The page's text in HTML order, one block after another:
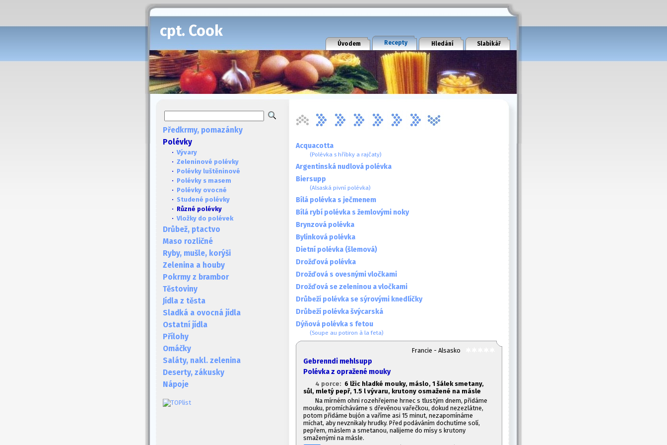
cpt. Cook
Úvodem Recepty Hledání Slabikář
Předkrmy, pomazánky
Polévky
· Vývary
· Zeleninové polévky
· Polévky luštěninové
· Polévky s masem
· Polévky ovocné
· Studené polévky
· Různé polévky
· Vložky do polévek
Drůbež, ptactvo
Maso rozličné
Ryby, mušle, korýši
Zelenina a houby
Pokrmy z brambor
Těstoviny
Jídla z těsta
Sladká a ovocná jídla
Ostatní jídla
Přílohy
Omáčky
Saláty, nakl. zelenina
Deserty, zákusky
Nápoje
Acquacotta
(Polévka s hříbky a rajčaty)
Argentinská nudlová polévka
Biersupp
(Alsaská pivní polévka)
Bílá polévka s ječmenem
Bílá rybí polévka s žemlovými noky
Brynzová polévka
Bylinková polévka
Dietní polévka (šlemová)
Drožďová polévka
Drožďová s ovesnými vločkami
Drožďová se zeleninou a vločkami
Drůbeží polévka se sýrovými knedlíčky
Drůbeží polévka švýcarská
Dýňová polévka s fetou
(Soupe au potiron à la feta)
Francie - Alsasko
Gebrenndi mehlsupp
Polévka z opražené mouky
4 porce: 6 lžic hladké mouky, máslo, 1 šálek smetany,
sůl, mletý pepř, 1.5 l vývaru, krutony osmažené na másle
Na mírném ohni rozehřejeme hrnec s tlustým dnem, přidáme
mouku, promícháváme s dřevěnou vařečkou, dokud nezezlátne,
potom přidáme bujón a vaříme asi 15 minut, nezapomínáme
míchat, aby nevznikaly hrudky. Před podáváním dochutíme solí,
pepřem, máslem a smetanou, nalijeme do mísy s krutony
smaženými na másle.